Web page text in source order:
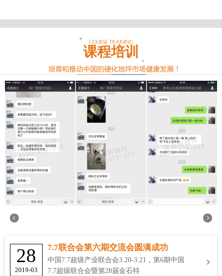
课程培训
28
2019-03
7.7联合会第六期交流会圆满成功
中国7.7超级产业联合会3.20-3.21，第6期中国
7.7超级联合会暨第28届金石特